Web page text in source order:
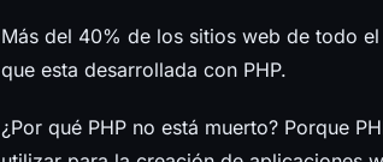
Más del 40% de los sitios web de todo
que esta desarrollada con PHP.
¿Por qué PHP no está muerto? Porque